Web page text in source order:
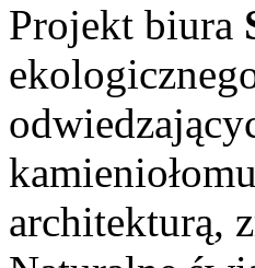
Projekt biura
architekturą,